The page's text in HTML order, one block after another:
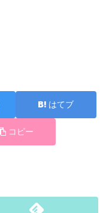
はてブ
コピー